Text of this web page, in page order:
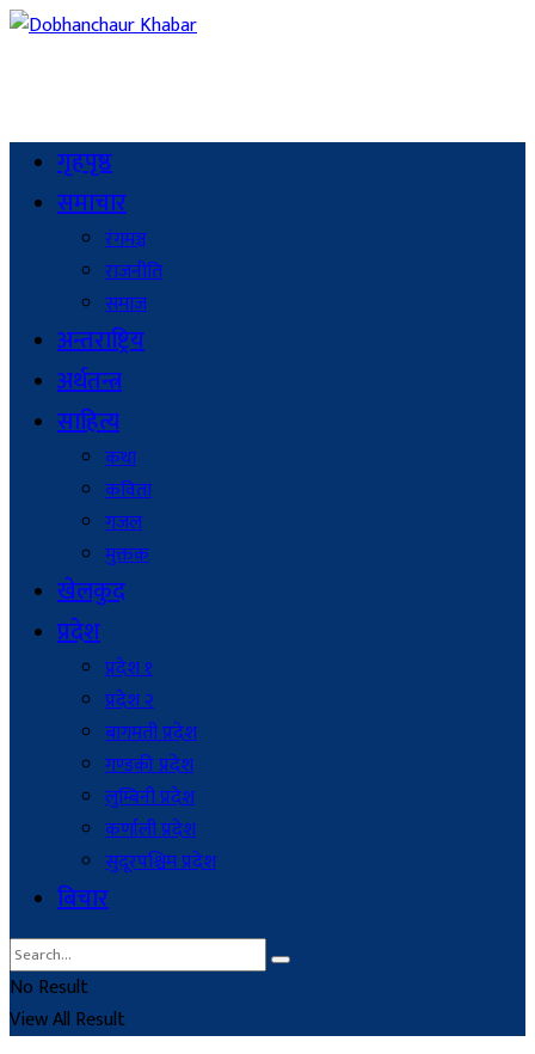
गृहपृष्ठ
समाचार
रंगमञ्च
राजनीति
समाज
अन्तराष्ट्रिय
अर्थतन्त्र
साहित्य
कथा
कविता
गजल
मुक्तक
खेलकुद
प्रदेश
प्रदेश १
प्रदेश २
बागमती प्रदेश
गण्डकी प्रदेश
लुम्बिनी प्रदेश
कर्णाली प्रदेश
सुदूरपश्चिम प्रदेश
बिचार
No Result
View All Result